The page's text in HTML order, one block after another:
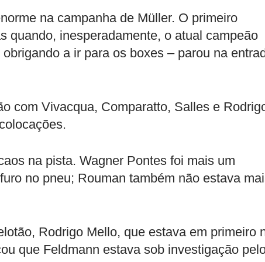
na campanha de Müller. O primeiro
quando, inesperadamente, o atual campeão
a ir para os boxes – parou na
com Vivacqua, Comparatto, Salles e
na pista. Wagner Pontes foi mais um
no pneu; Rouman também não estava
Rodrigo Mello, que estava em primeiro
que Feldmann estava sob investigação